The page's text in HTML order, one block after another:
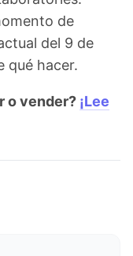
de
del 9 de
qué hacer.
o vender? ¡Lee